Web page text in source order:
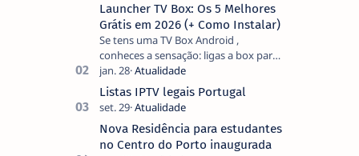
Launcher TV Box: Os 5 Melhores
Grátis em 2026 (+ Como Instalar)
Se tens uma TV Box Android ,
conheces a sensação: ligas a box para
ver um filme e o ecrã inicial está
coberto de sugestões que não
pediste, ban…
Listas IPTV legais Portugal
Nova Residência para estudantes
no Centro do Porto inaugurada